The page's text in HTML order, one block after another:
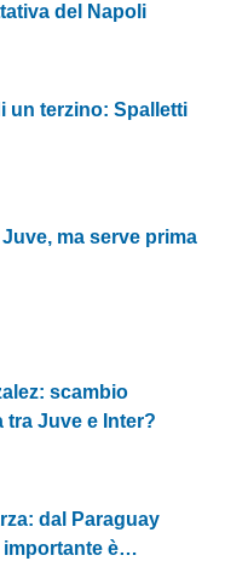
del Napoli
un terzino: Spalletti
ma serve prima
scambio
Juve e Inter?
dal Paraguay
è